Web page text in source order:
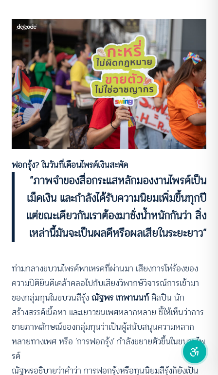
ฟอกรุ้ง? ในวันที่เดือนไพรด์เงินสะพัด
“ภาพจำของสื่อกระแสหลักมองงานไพรด์เป็น
เม็ดเงิน และกำลังได้รับความนิยมเพิ่มขึ้นทุกปี
แต่ขณะเดียวกันเราต้องมาชั่งน้ำหนักกันว่า สิ่ง
เหล่านี้มันจะเป็นผลดีหรือผลเสียในระยะยาว”
ท่ามกลางขบวนไพรด์พาเหรดที่ผ่านมา เสียงการโห่ร้องของ
ความปิติยินดีเคล้าคลอไปกับเสียงวิพากษ์วิจารณ์การเข้ามา
ของกลุ่มทุนในขบวนสีรุ้งณัฐพร เทพานนท์ศิลปิน นัก
สร้างสรรค์เนื้อหา และเยาวชนเพศหลากหลาย ชี้ให้เห็นว่าการ
ขายภาพลักษณ์ของกลุ่มทุนว่าเป็นผู้สนับสนุนความหลาก
หลายทางเพศ หรือ ‘การฟอกรุ้ง’ กำลังขยายตัวขึ้นในขบวนไพ
รด์
ณัฐพรอธิบายว่าคำว่า การฟอกรุ้งหรือทุนนิยมสีรุ้งก็ยังเป็น
ACCESS IBILITY
ขนาดตัวอักษร
A- A A+ A++
ระยะห่างข้อความ
ปกติ มาก มากที่สุด
ปรับสีสำหรับตาบอดสี
คอนทราสต์สูง
ฟอนต์อ่านง่าย
เน้นกรอบ Focus
ซ่อนรูปภาพ
ลดการเคลื่อนไหว